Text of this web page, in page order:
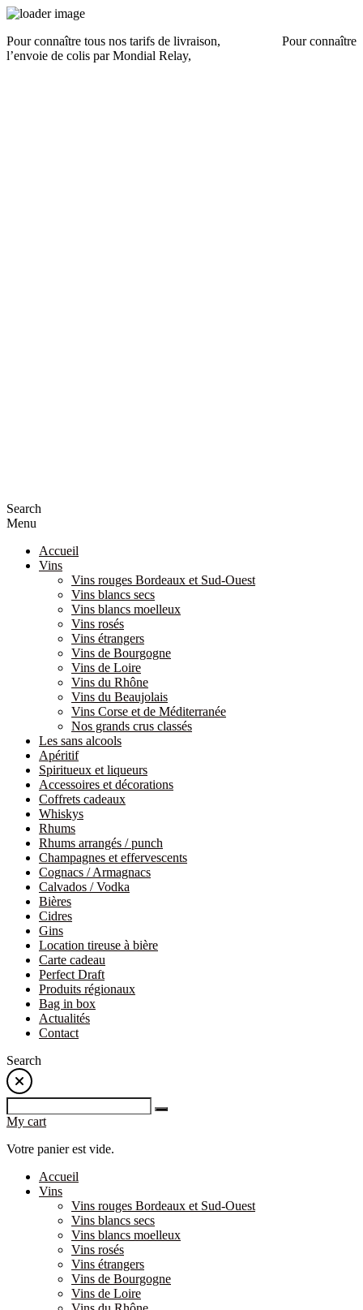
Pour connaître tous nos tarifs de livraison,
Pour connaître
l’envoie de colis par Mondial Relay,
Search
Menu
Accueil
Vins
Vins rouges Bordeaux et Sud-Ouest
Vins blancs secs
Vins blancs moelleux
Vins rosés
Vins étrangers
Vins de Bourgogne
Vins de Loire
Vins du Rhône
Vins du Beaujolais
Vins Corse et de Méditerranée
Nos grands crus classés
Les sans alcools
Apéritif
Spiritueux et liqueurs
Accessoires et décorations
Coffrets cadeaux
Whiskys
Rhums
Rhums arrangés / punch
Champagnes et effervescents
Cognacs / Armagnacs
Calvados / Vodka
Bières
Cidres
Gins
Location tireuse à bière
Carte cadeau
Perfect Draft
Produits régionaux
Bag in box
Actualités
Contact
Search
My cart
Votre panier est vide.
Accueil
Vins
Vins rouges Bordeaux et Sud-Ouest
Vins blancs secs
Vins blancs moelleux
Vins rosés
Vins étrangers
Vins de Bourgogne
Vins de Loire